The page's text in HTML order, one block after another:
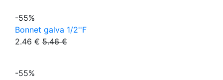
-55%
Bonnet galva 1/2''F
2.46 € 5.46 €
-55%